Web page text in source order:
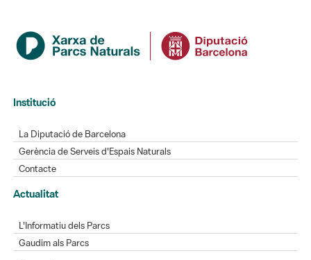
Institució
La Diputació de Barcelona
Gerència de Serveis d'Espais Naturals
Contacte
Actualitat
L'Informatiu dels Parcs
Gaudim als Parcs